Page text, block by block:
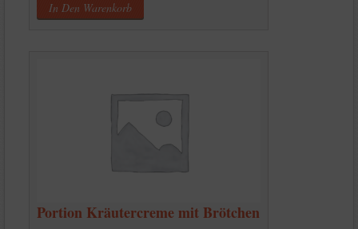
In Den Warenkorb
Portion Kräutercreme mit Brötchen